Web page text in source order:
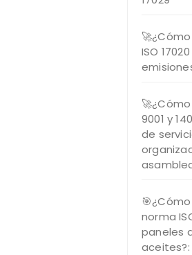
ISO
9001 y
de
norma
paneles